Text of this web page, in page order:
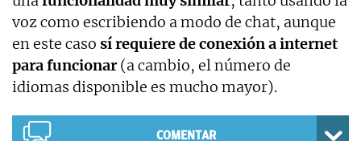
voz como escribiendo a modo de chat, aunque
en este caso sí requiere de conexión a internet
para funcionar(a cambio, el número de
idiomas disponible es mucho mayor).
COMENTAR